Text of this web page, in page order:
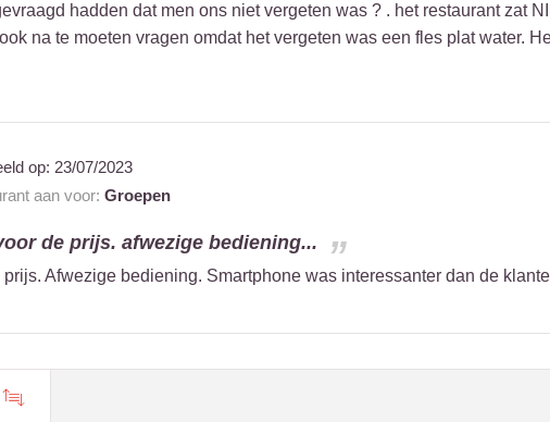
hadden dat men ons niet vergeten was ? . het restaurant zat
na te moeten vragen omdat het vergeten was een fles plat water.
op: 23/07/2023
aan voor: Groepen
de prijs. afwezige bediening...
prijs. Afwezige bediening. Smartphone was interessanter dan de